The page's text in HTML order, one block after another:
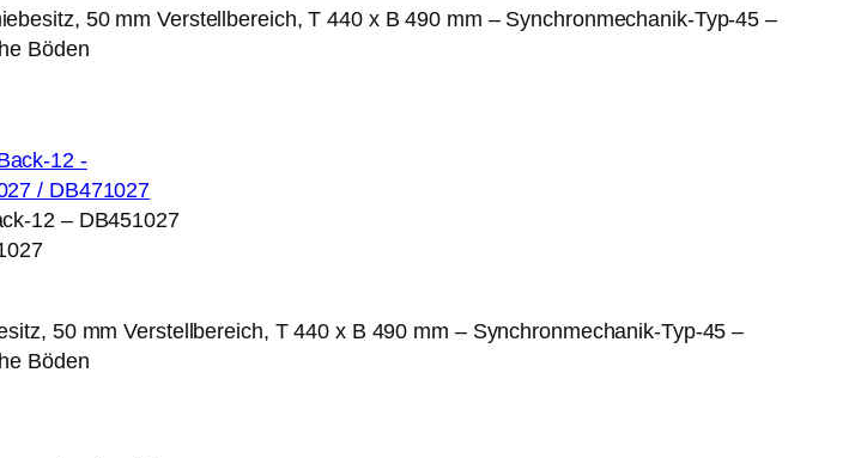
50 mm Verstellbereich, T 440 x B 490 mm – Synchronmechanik-Typ-45 –
Böden
12 – DB451027
50 mm Verstellbereich, T 440 x B 490 mm – Synchronmechanik-Typ-45 –
Böden